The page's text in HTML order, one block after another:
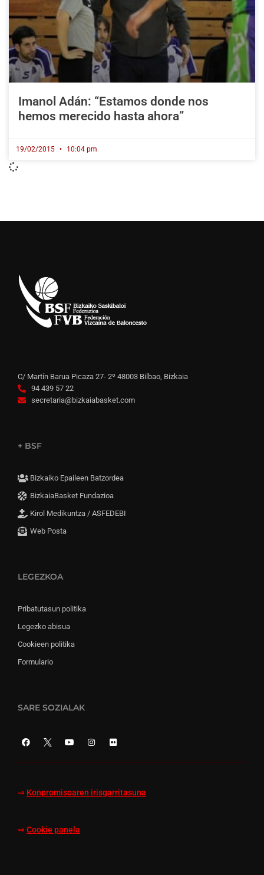
Imanol Adán: “Estamos donde nos
hemos merecido hasta ahora”
19/02/2015 10:04 pm
C/ Martín Barua Picaza 27- 2º 48003 Bilbao, Bizkaia
94 439 57 22
secretaria@bizkaiabasket.com
+ BSF
Bizkaiko Epaileen Batzordea
BizkaiaBasket Fundazioa
Kirol Medikuntza / ASFEDEBI
Web Posta
LEGEZKOA
Pribatutasun politika
Legezko abisua
Cookieen politika
Formulario
SARE SOZIALAK
⇒ Konpromisoaren irisgarritasuna
⇒ Cookie panela